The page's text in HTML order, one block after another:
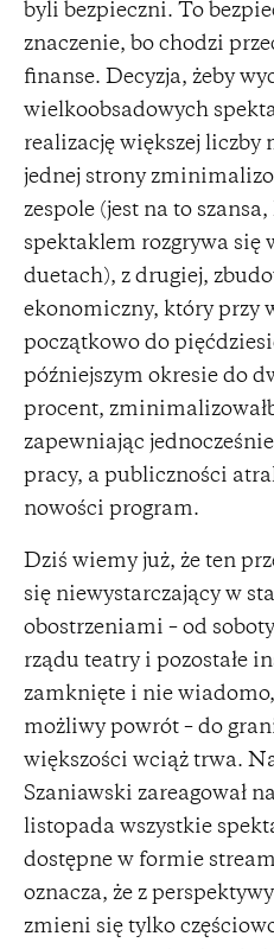
byli bezpieczni. To
znaczenie, bo chodzi
finanse. Decyzja, żeby
wielkoobsadowych
realizację większej liczby
jednej strony
zespole (jest na to
spektaklem rozgrywa się
duetach), z drugiej,
ekonomiczny, który przy
początkowo do
późniejszym okresie do
procent,
zapewniając jednocześnie
pracy, a publiczności
nowości program.
Dziś wiemy już, że ten
się niewystarczający w
obostrzeniami – od
rządu teatry i pozostałe
zamknięte i nie
możliwy powrót – do
większości wciąż trwa.
Szaniawski zareagował
listopada wszystkie
dostępne w formie
oznacza, że z
zmieni się tylko